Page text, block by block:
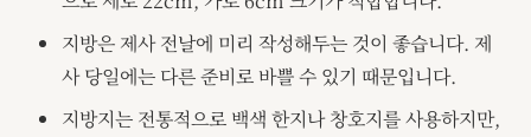
지방은 제사 전날에 미리 작성해두는 것이 좋습니다. 제
사 당일에는 다른 준비로 바쁠 수 있기 때문입니다.
지방지는 전통적으로 백색 한지나 창호지를 사용하지만,